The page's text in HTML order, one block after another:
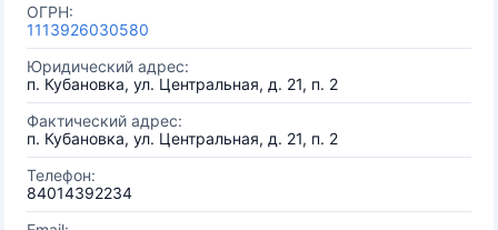
ОГРН:
1113926030580
Юридический адрес:
п. Кубановка, ул. Центральная, д. 21, п. 2
Фактический адрес:
п. Кубановка, ул. Центральная, д. 21, п. 2
Телефон:
84014392234